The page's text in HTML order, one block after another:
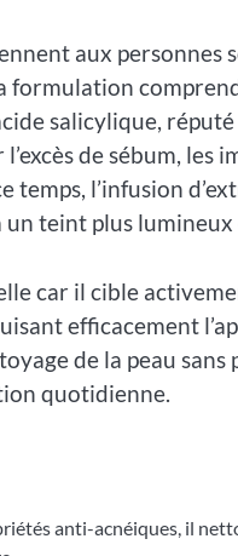
aux personnes
formulation
salicylique,
de sébum,
temps, l’infusion
teint plus lumineux
car il cible
efficacement
de la peau sans
quotidienne.
anti-acnéiques, il